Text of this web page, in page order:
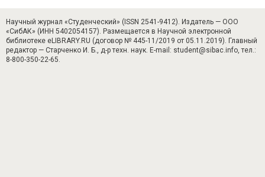
Научный журнал «Студенческий» (ISSN 2541-9412). Издатель — ООО
«СибАК» (ИНН 5402054157). Размещается в Научной электронной
библиотеке eLIBRARY.RU (договор № 445-11/2019 от 05.11.2019). Главный
редактор — Старченко И. Б., д-р техн. наук. E-mail: student@sibac.info, тел.:
8-800-350-22-65.